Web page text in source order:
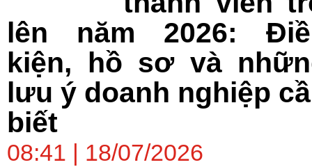
lên năm 2026:
kiện, hồ sơ và
lưu ý doanh nghiệp
biết
08:41 | 18/07/2026